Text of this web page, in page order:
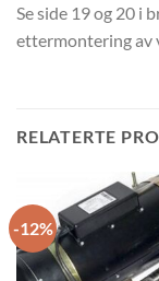
Se side 19 og 20 i
ettermontering av
RELATERTE
-12%